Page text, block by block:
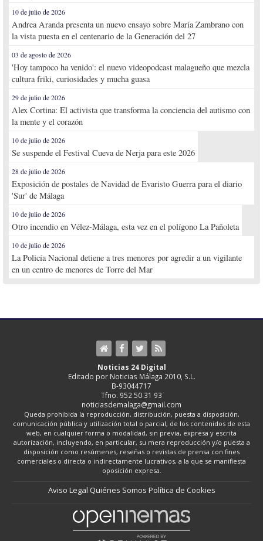
10 de julio de 2026
Andrea Aranda presenta un nuevo ensayo sobre María Zambrano con
la vista puesta en el centenario de la Generación del 27
03 de agosto de 2026
'Hoy tampoco ha venido': el nuevo videopodcast malagueño que mezcla
cultura friki, curiosidades y mucha guasa
29 de julio de 2026
Alex Cortina: El activista que transforma la conciencia del autismo con
la mente y el corazón
10 de julio de 2026
Se suspende el Festival Cueva de Nerja para este 2026
28 de julio de 2026
Exposición de postales de Navidad de Evaristo Guerra para el diario
'Sur' de Málaga
10 de julio de 2026
Otro incendio en Vélez-Málaga, esta vez en el polígono La Pañoleta
10 de julio de 2026
La Policía Nacional detiene a tres menores por agredir a un vigilante
en un centro de menores de Torre del Mar
Noticias 24 Digital
Editado por Noticias Málaga 2010, S.L.
B-93044717
Tfno. 952 50 31 93
noticiasdemalaga@gmail.com
Queda prohibida la reproducción, distribución, puesta a disposición,
comunicación pública y utilización total o parcial, de los contenidos de esta
web, en cualquier forma o modalidad, sin previa, expresa y escrita
autorización, incluyendo, en particular, su mera reproducción y/o puesta a
disposición como resúmenes, reseñas o revistas de prensa con fines
comerciales o directa o indirectamente lucrativos, a la que se manifiesta
oposición expresa.
Aviso Legal Quiénes Somos Política de Cookies